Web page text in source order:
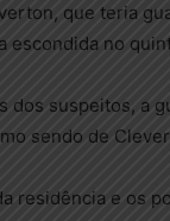
que teria
escondida no
dos suspeitos, a
sendo de
residência e os